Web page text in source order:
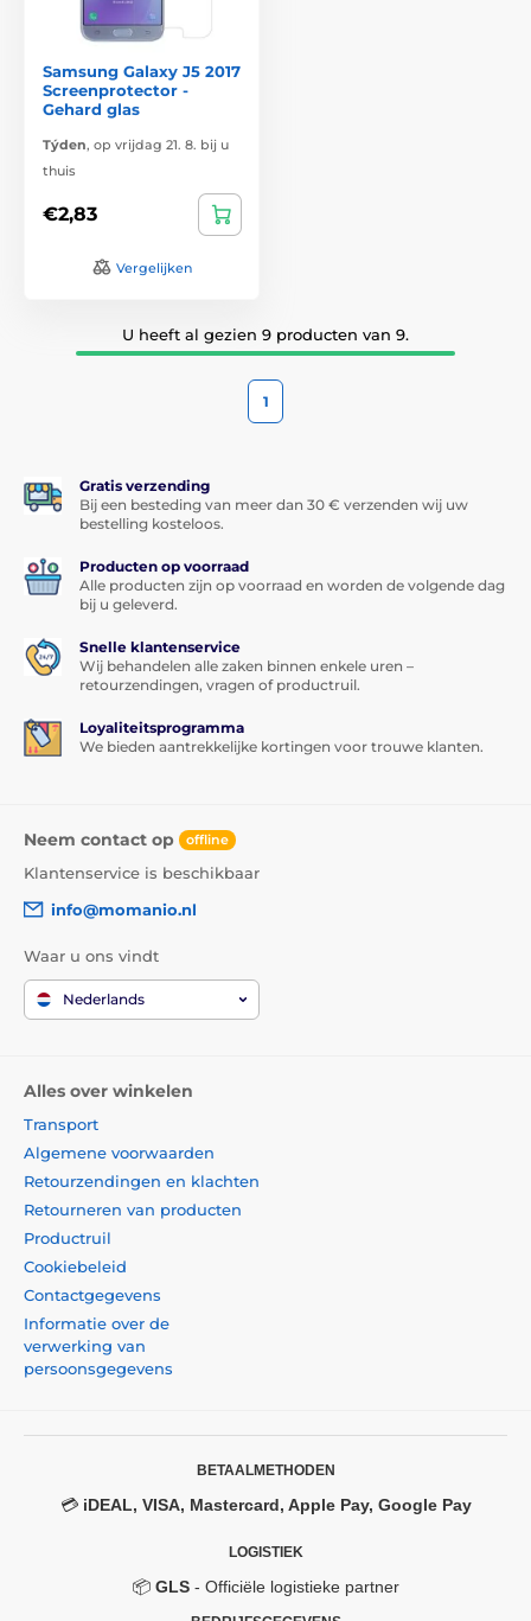
Samsung Galaxy J5 2017
Screenprotector -
Gehard glas
Týden, op vrijdag 21. 8. bij u
thuis
€2,83
Vergelijken
U heeft al gezien 9 producten van 9.
1
Gratis verzending
Bij een besteding van meer dan 30 € verzenden wij uw
bestelling kosteloos.
Producten op voorraad
Alle producten zijn op voorraad en worden de volgende dag
bij u geleverd.
Snelle klantenservice
Wij behandelen alle zaken binnen enkele uren –
retourzendingen, vragen of productruil.
Loyaliteitsprogramma
We bieden aantrekkelijke kortingen voor trouwe klanten.
Neem contact op offline
Klantenservice is beschikbaar
info@momanio.nl
Waar u ons vindt
Nederlands
Alles over winkelen
Transport
Algemene voorwaarden
Retourzendingen en klachten
Retourneren van producten
Productruil
Cookiebeleid
Contactgegevens
Informatie over de
verwerking van
persoonsgegevens
BETAALMETHODEN
💳 iDEAL, VISA, Mastercard, Apple Pay, Google Pay
LOGISTIEK
📦 GLS- Officiële logistieke partner